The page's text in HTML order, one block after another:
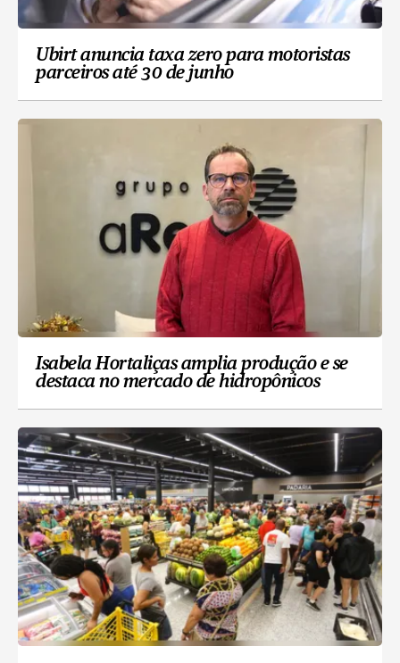
Ubirt anuncia taxa zero para motoristas
parceiros até 30 de junho
Isabela Hortaliças amplia produção e se
destaca no mercado de hidropônicos